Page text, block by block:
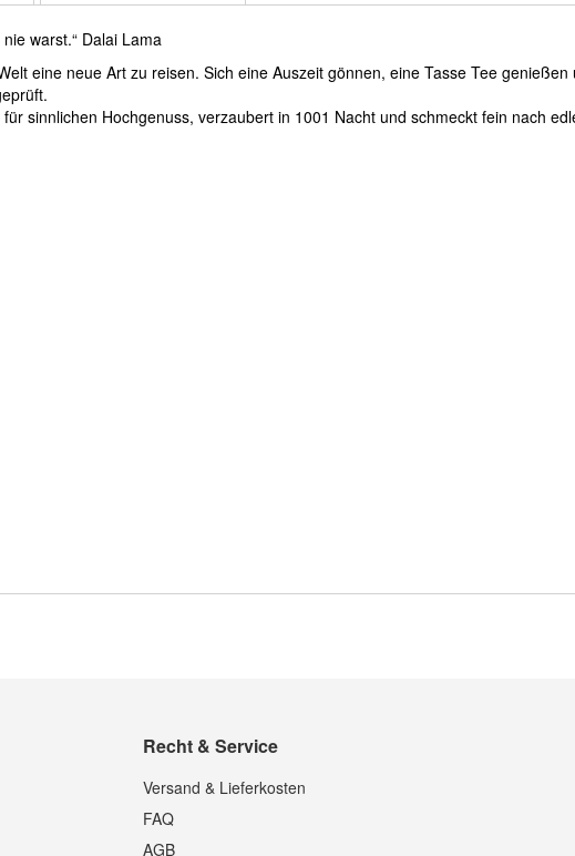
warst.“ Dalai Lama
eine neue Art zu reisen. Sich eine Auszeit gönnen, eine Tasse Tee
sinnlichen Hochgenuss, verzaubert in 1001 Nacht und schmeckt fein nach
Recht & Service
Versand & Lieferkosten
FAQ
AGB